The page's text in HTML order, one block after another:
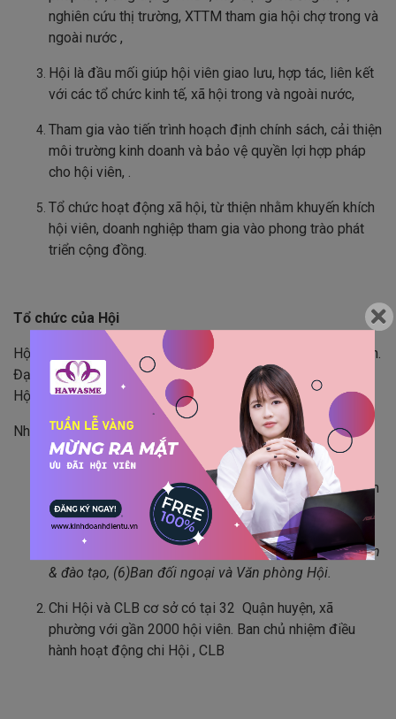
nghiên cứu thị trường, XTTM tham gia hội chợ trong và
ngoài nước ,
Hội là đầu mối giúp hội viên giao lưu, hợp tác, liên kết
với các tổ chức kinh tế, xã hội trong và ngoài nước,
Tham gia vào tiến trình hoạch định chính sách, cải thiện
môi trường kinh doanh và bảo vệ quyền lợi hợp pháp
cho hội viên, .
Tổ chức hoạt động xã hội, từ thiện nhằm khuyến khích
hội viên, doanh nghiệp tham gia vào phong trào phát
triển cộng đồng.
Tổ chức của Hội
Hội được tổ chức ở 2 cấp: cấp thành phồ và cấp quận huyện.
Đại hội đại biểu của Hội là cơ quan quyết định cao nhất của
Hội để bầu ra Ban chấp hành, Ban kiểm tra.
Nhiệm kỳ 2010-2015, tổ chức Hội gồm:
Thành Hội với trên 200 hội viên, Ban thường vụ 11
người, Ban chấp hành 34 người chia 6 ban chuyên môn
: (1)Ban hội viên, ( 2) Ban kinh tế & XTTM, (3) Ban
truyền thông & CNTT, (4) Ban hỗ trợ chính sách pháp
luật, xã hội cộng đồng & từ thiện, (5) Trung tâm tư vấn
& đào tạo, (6)Ban đối ngoại và Văn phòng Hội.
Chi Hội và CLB cơ sở có tại 32 Quận huyện, xã
phường với gần 2000 hội viên. Ban chủ nhiệm điều
hành hoạt động chi Hội , CLB